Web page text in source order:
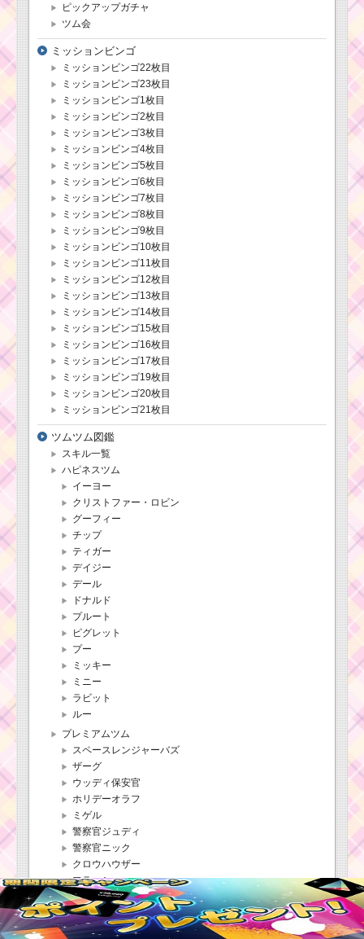
ピックアップガチャ
ツム会
ミッションビンゴ
ミッションビンゴ22枚目
ミッションビンゴ23枚目
ミッションビンゴ1枚目
ミッションビンゴ2枚目
ミッションビンゴ3枚目
ミッションビンゴ4枚目
ミッションビンゴ5枚目
ミッションビンゴ6枚目
ミッションビンゴ7枚目
ミッションビンゴ8枚目
ミッションビンゴ9枚目
ミッションビンゴ10枚目
ミッションビンゴ11枚目
ミッションビンゴ12枚目
ミッションビンゴ13枚目
ミッションビンゴ14枚目
ミッションビンゴ15枚目
ミッションビンゴ16枚目
ミッションビンゴ17枚目
ミッションビンゴ19枚目
ミッションビンゴ20枚目
ミッションビンゴ21枚目
ツムツム図鑑
スキル一覧
ハピネスツム
イーヨー
クリストファー・ロビン
グーフィー
チップ
ティガー
デイジー
デール
ドナルド
プルート
ピグレット
プー
ミッキー
ミニー
ラビット
ルー
プレミアムツム
スペースレンジャーバズ
ザーグ
ウッディ保安官
ホリデーオラフ
ミゲル
警察官ジュディ
警察官ニック
クロウハウザー
フラッシュ
スプリングミス・バニー
アイアンマン
アースラ